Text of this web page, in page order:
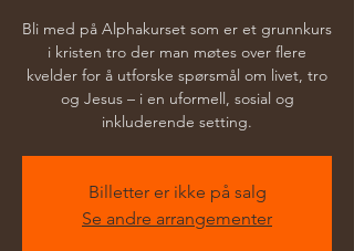
Bli med på Alphakurset som er et grunnkurs
i kristen tro der man møtes over flere
kvelder for å utforske spørsmål om livet, tro
og Jesus – i en uformell, sosial og
Billetter er ikke på salg
Se andre arrangementer